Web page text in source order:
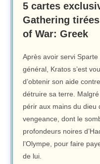
5 cartes
Gathering
of War: Greek
Après avoir servi
général, Kratos s’est
d’obtenir son aide
détruire sa terre.
périr aux mains du dieu
vengeance, dont le
profondeurs noires
l’Olympe, pour faire
de lui.